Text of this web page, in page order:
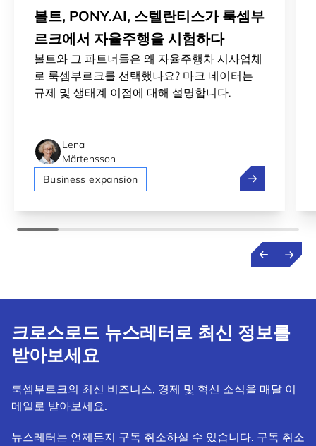
볼트, PONY.AI, 스텔란티스가 룩셈부
르크에서 자율주행을 시험하다
볼트와 그 파트너들은 왜 자율주행차 시사업체
로 룩셈부르크를 선택했나요? 마크 네이터는
규제 및 생태계 이점에 대해 설명합니다.
Lena
Mårtensson
Business expansion
볼트, Pony.ai,
크로스로드 뉴스레터로 최신 정보를
받아보세요
룩셈부르크의 최신 비즈니스, 경제 및 혁신 소식을 매달 이
메일로 받아보세요.
뉴스레터는 언제든지 구독 취소하실 수 있습니다. 구독 취소